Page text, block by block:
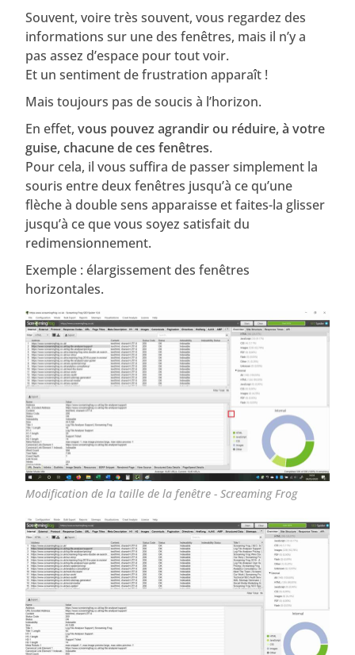
Souvent, voire très souvent, vous regardez des
informations sur une des fenêtres, mais il n’y a
pas assez d’espace pour tout voir.
Et un sentiment de frustration apparaît !
Mais toujours pas de soucis à l’horizon.
En effet,vous pouvez agrandir ou réduire, à votre
guise, chacune de ces fenêtres.
Pour cela, il vous suffira de passer simplement la
souris entre deux fenêtres jusqu’à ce qu’une
flèche à double sens apparaisse et faites-la glisser
jusqu’à ce que vous soyez satisfait du
redimensionnement.
Exemple : élargissement des fenêtres
horizontales.
Modification de la taille de la fenêtre - Screaming Frog